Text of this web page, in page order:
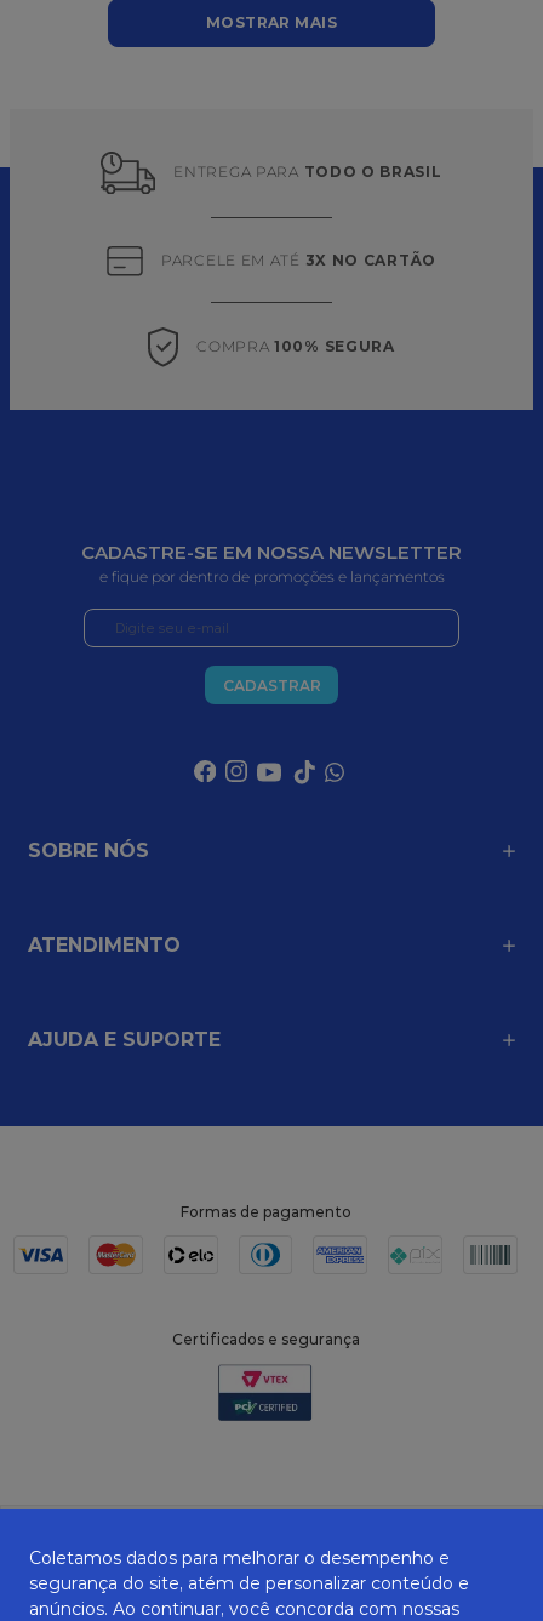
MOSTRAR MAIS
ENTREGA PARA TODO O BRASIL
PARCELE EM ATÉ 3X NO CARTÃO
COMPRA 100% SEGURA
CADASTRE-SE EM NOSSA NEWSLETTER
e fique por dentro de promoções e lançamentos
CADASTRAR
SOBRE NÓS
ATENDIMENTO
AJUDA E SUPORTE
Formas de pagamento
Certificados e segurança
Coletamos dados para melhorar o desempenho e
segurança do site, atém de personalizar conteúdo e
anúncios. Ao continuar, você concorda com nossas